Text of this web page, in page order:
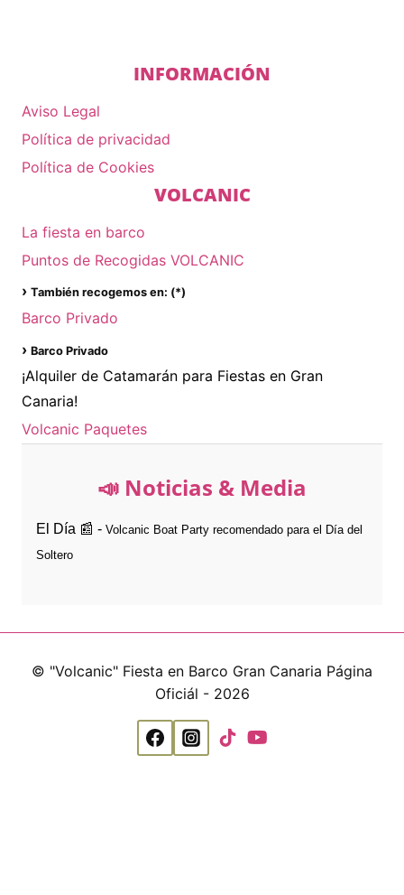
INFORMACIÓN
Aviso Legal
Política de privacidad
Política de Cookies
VOLCANIC
La fiesta en barco
Puntos de Recogidas VOLCANIC
› También recogemos en: (*)
Barco Privado
› Barco Privado
¡Alquiler de Catamarán para Fiestas en Gran
Canaria!
Volcanic Paquetes
📣 Noticias & Media
El Día 📰 - Volcanic Boat Party recomendado para el Día del
Soltero
© "Volcanic" Fiesta en Barco Gran Canaria Página
Oficiál - 2026